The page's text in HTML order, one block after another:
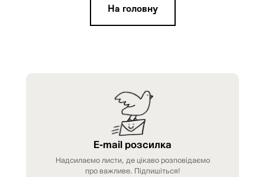
На головну
E-mail розсилка
Надсилаємо листи, де цікаво розповідаємо
про важливе. Підпишіться!